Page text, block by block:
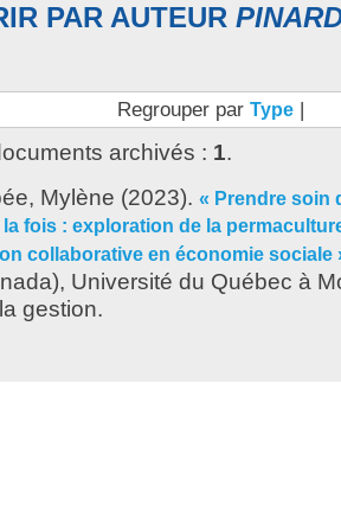
PAR AUTEUR
Regrouper par Type |
archivés : 1.
Mylène (2023). « Prendre soin
fois : exploration de la
collaborative en économie sociale
Université du Québec à
gestion.